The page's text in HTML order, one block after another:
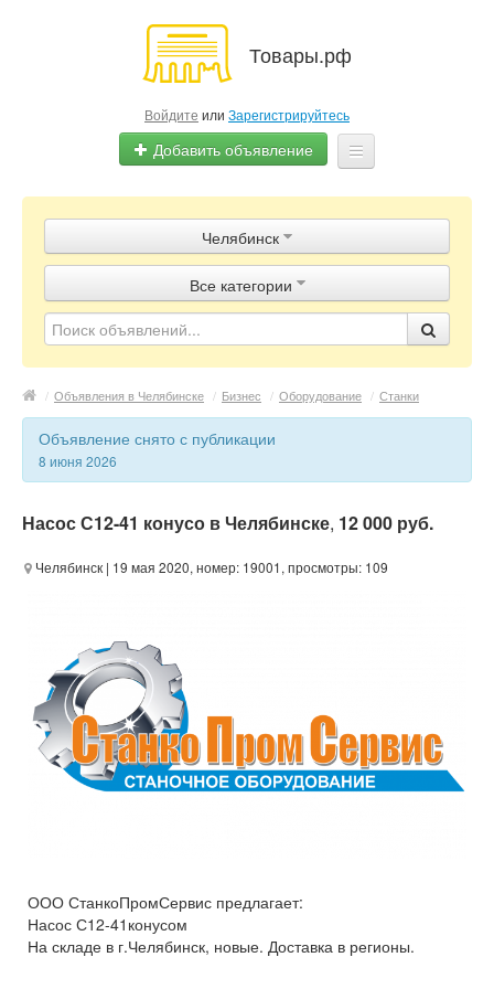
Товары.рф
Войдите или Зарегистрируйтесь
Добавить объявление
Объявления
Магазины
Контакты
Челябинск
Все категории
/ Объявления в Челябинске / Бизнес / Оборудование / Станки
Объявление снято с публикации
8 июня 2026
Насос С12-41 конусо в Челябинске, 12 000 руб.
Челябинск | 19 мая 2020, номер: 19001, просмотры: 109
ООО СтанкоПромСервис предлагает:
Насос С12-41конусом
На складе в г.Челябинск, новые. Доставка в регионы.